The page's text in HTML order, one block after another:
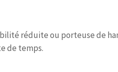
réduite ou porteuse de
de temps.